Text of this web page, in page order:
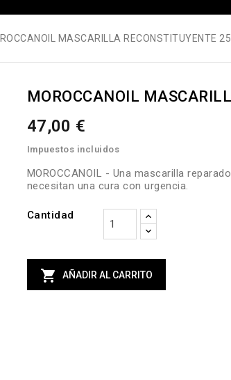
MASCARILLA RECONSTITUYENTE
MOROCCANOIL
47,00 €
Impuestos incluidos
MOROCCANOIL - Una mascarilla
necesitan una cura con urgencia.
Cantidad
 AÑADIR AL CARRITO